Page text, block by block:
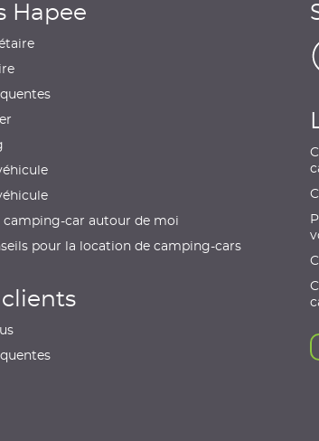
Hapee
camping-car autour de moi
pour la location de camping-cars